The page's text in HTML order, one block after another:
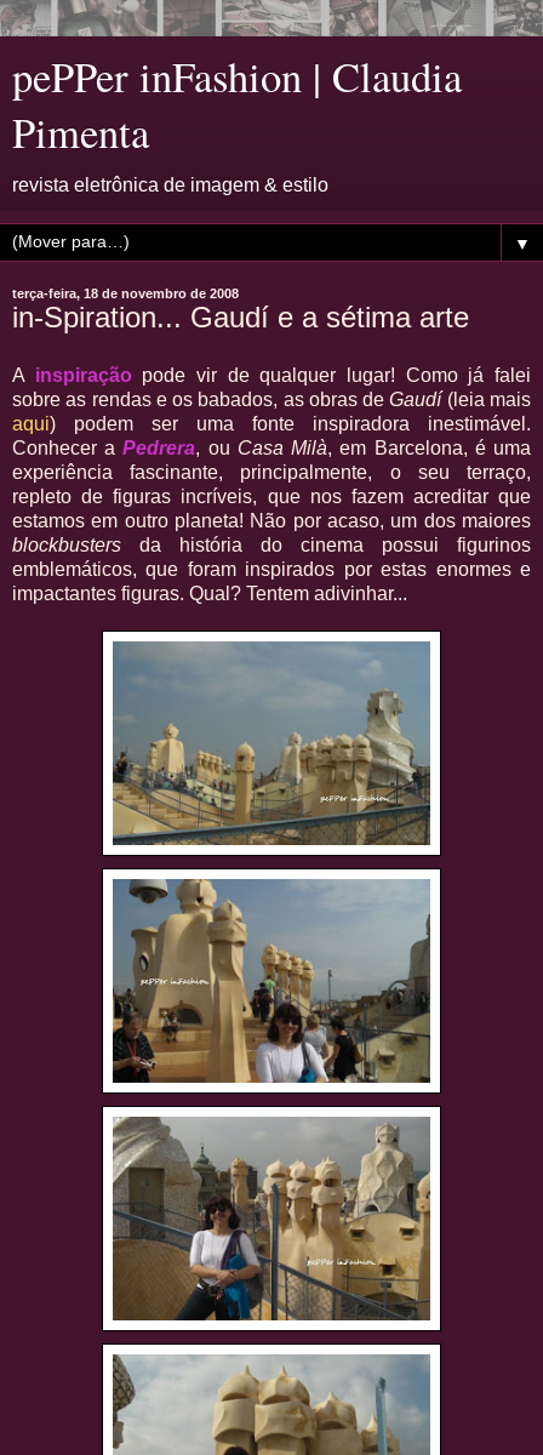
pePPer inFashion | Claudia
Pimenta
revista eletrônica de imagem & estilo
▼
terça-feira, 18 de novembro de 2008
in-Spiration... Gaudí e a sétima arte
A inspiração pode vir de qualquer lugar! Como já falei
sobre as rendas e os babados, as obras deGaudí(leia mais
aqui) podem ser uma fonte inspiradora inestimável.
Conhecer aPedrera, ou Casa Milà, em Barcelona, é uma
experiência fascinante, principalmente, o seu terraço,
repleto de figuras incríveis, que nos fazem acreditar que
estamos em outro planeta! Não por acaso, um dos maiores
blockbusters da história do cinema possui figurinos
emblemáticos, que foram inspirados por estas enormes e
impactantes figuras. Qual? Tentem adivinhar...